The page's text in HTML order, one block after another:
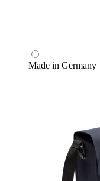
Made in Germany